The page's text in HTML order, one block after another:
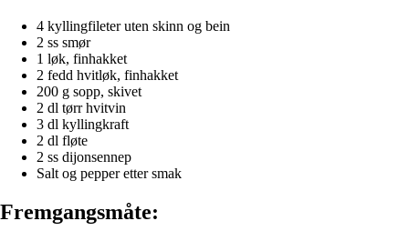
4 kyllingfileter uten skinn og bein
2 ss smør
1 løk, finhakket
2 fedd hvitløk, finhakket
200 g sopp, skivet
2 dl tørr hvitvin
3 dl kyllingkraft
2 dl fløte
2 ss dijonsennep
Salt og pepper etter smak
Fremgangsmåte: